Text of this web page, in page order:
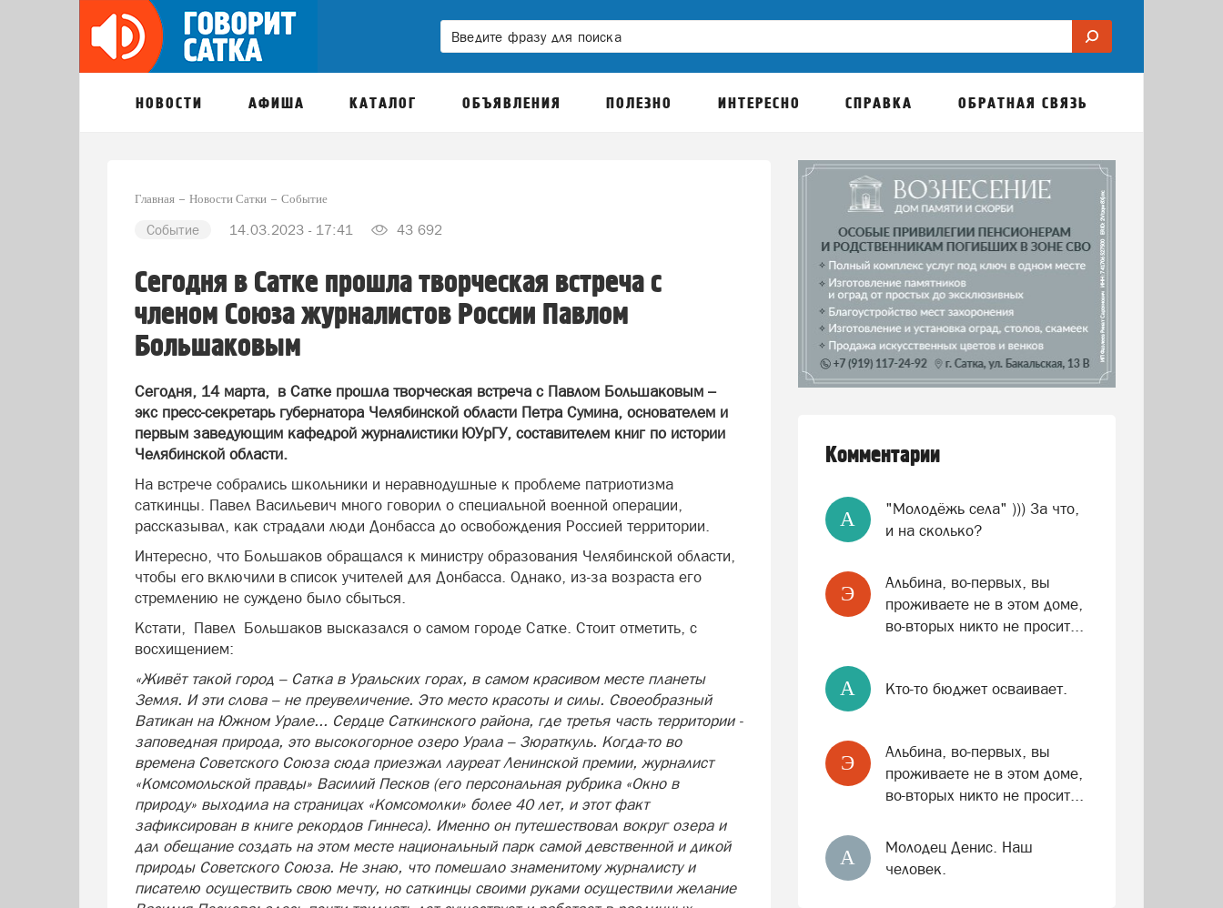
НОВОСТИ АФИША КАТАЛОГ ОБЪЯВЛЕНИЯ ПОЛЕЗНО ИНТЕРЕСНО СПРАВКА ОБРАТНАЯ СВЯЗЬ
Главная Новости Сатки Событие
Событие 14.03.2023 - 17:41 43 692
Сегодня в Сатке прошла творческая встреча с
членом Союза журналистов России Павлом
Большаковым
Сегодня, 14 марта, в Сатке прошла творческая встреча с Павлом Большаковым –
экс пресс-секретарь губернатора Челябинской области Петра Сумина, основателем и
первым заведующим кафедрой журналистики ЮУрГУ, составителем книг по истории
Челябинской области.
На встрече собрались школьники и неравнодушные к проблеме патриотизма
саткинцы. Павел Васильевич много говорил о специальной военной операции,
рассказывал, как страдали люди Донбасса до освобождения Россией территории.
Интересно, что Большаков обращался к министру образования Челябинской области,
чтобы его включили в список учителей для Донбасса. Однако, из-за возраста его
стремлению не суждено было сбыться.
Кстати, Павел Большаков высказался о самом городе Сатке. Стоит отметить, с
восхищением:
«Живёт такой город – Сатка в Уральских горах, в самом красивом месте планеты
Земля. И эти слова – не преувеличение. Это место красоты и силы. Своеобразный
Ватикан на Южном Урале... Сердце Саткинского района, где третья часть территории -
заповедная природа, это высокогорное озеро Урала – Зюраткуль. Когда-то во
времена Советского Союза сюда приезжал лауреат Ленинской премии, журналист
«Комсомольской правды» Василий Песков (его персональная рубрика «Окно в
природу» выходила на страницах «Комсомолки» более 40 лет, и этот факт
зафиксирован в книге рекордов Гиннеса). Именно он путешествовал вокруг озера и
дал обещание создать на этом месте национальный парк самой девственной и дикой
природы Советского Союза. Не знаю, что помешало знаменитому журналисту и
писателю осуществить свою мечту, но саткинцы своими руками осуществили желание
Комментарии
A
"Молодёжь села" ))) За что,
и на сколько?
Э
Альбина, во-первых, вы
проживаете не в этом доме,
во-вторых никто не просит...
A Кто-то бюджет осваивает.
Э
Альбина, во-первых, вы
проживаете не в этом доме,
во-вторых никто не просит...
А
Молодец Денис. Наш
человек.